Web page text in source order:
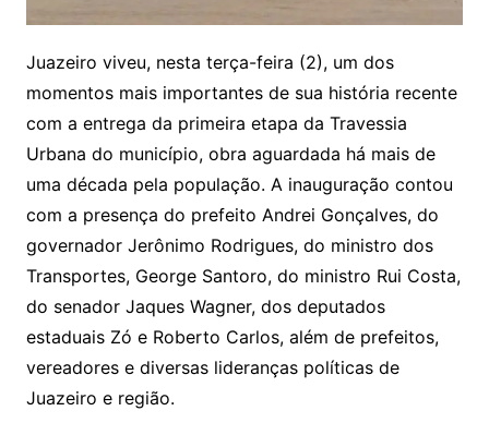
Juazeiro viveu, nesta terça-feira (2), um dos
momentos mais importantes de sua história recente
com a entrega da primeira etapa da Travessia
Urbana do município, obra aguardada há mais de
uma década pela população. A inauguração contou
com a presença do prefeito Andrei Gonçalves, do
governador Jerônimo Rodrigues, do ministro dos
Transportes, George Santoro, do ministro Rui Costa,
do senador Jaques Wagner, dos deputados
estaduais Zó e Roberto Carlos, além de prefeitos,
vereadores e diversas lideranças políticas de
Juazeiro e região.